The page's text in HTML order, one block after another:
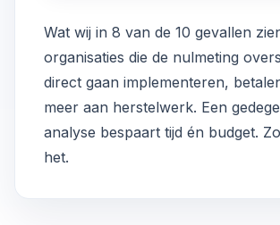
Wat wij in 8 van de 10 gevallen
organisaties die de nulmeting
direct gaan implementeren,
meer aan herstelwerk. Een
analyse bespaart tijd én budget.
het.